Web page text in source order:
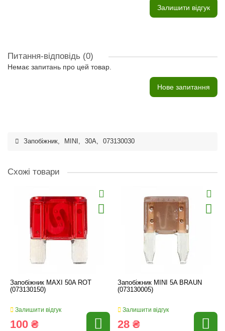
Залишити відгук
Питання-відповідь (0)
Немає запитань про цей товар.
Нове запитання
Запобіжник, MINI , 30A, 073130030
Схожі товари
Запобіжник MAXI 50A ROT
(073130150)
Залишити відгук
100 ₴
Запобіжник MINI 5A BRAUN
(073130005)
Залишити відгук
28 ₴